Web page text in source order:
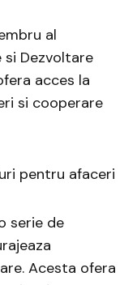
al
Dezvoltare
acces la
si cooperare
pentru afaceri
serie de
Acesta ofera